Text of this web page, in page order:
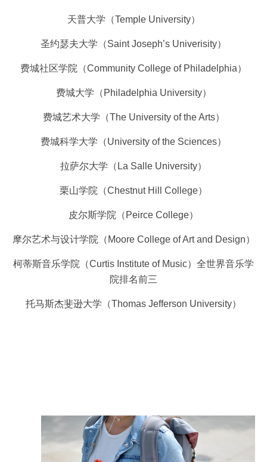
天普大学（Temple University）
圣约瑟夫大学（Saint Joseph’s Univerisity）
费城社区学院（Community College of Philadelphia）
费城大学（Philadelphia University）
费城艺术大学（The University of the Arts）
费城科学大学（University of the Sciences）
拉萨尔大学（La Salle University）
栗山学院（Chestnut Hill College）
皮尔斯学院（Peirce College）
摩尔艺术与设计学院（Moore College of Art and Design）
柯蒂斯音乐学院（Curtis Institute of Music）全世界音乐学
院排名前三
托马斯杰斐逊大学（Thomas Jefferson University）